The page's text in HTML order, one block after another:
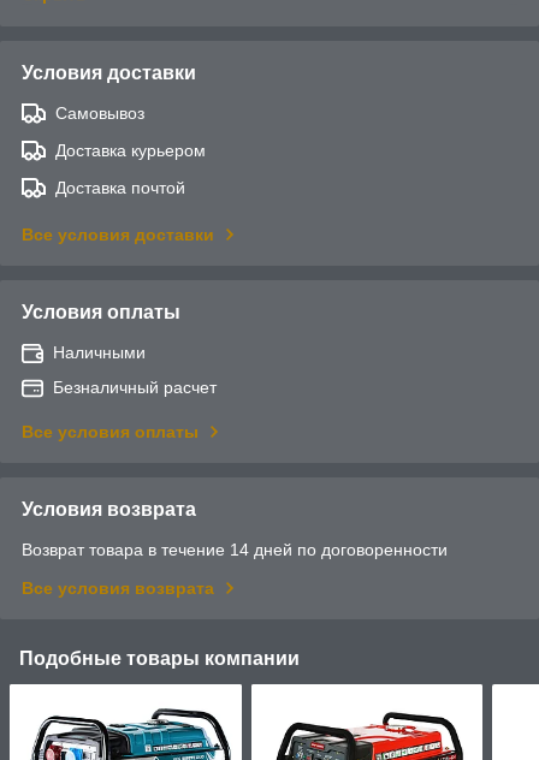
Условия доставки
Самовывоз
Доставка курьером
Доставка почтой
Все условия доставки
Условия оплаты
Наличными
Безналичный расчет
Все условия оплаты
Условия возврата
Возврат товара в течение 14 дней по договоренности
Все условия возврата
Подобные товары компании